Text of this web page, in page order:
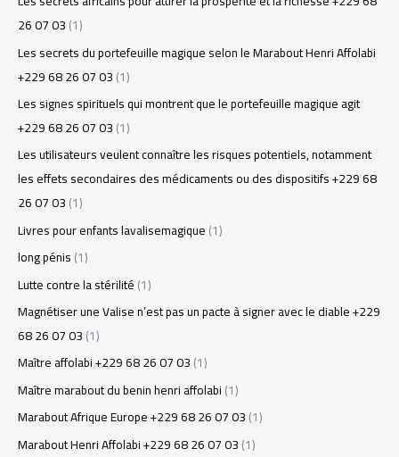
26 07 03(1)
Les secrets du portefeuille magique selon le Marabout Henri Affolabi
+229 68 26 07 03(1)
Les signes spirituels qui montrent que le portefeuille magique agit
+229 68 26 07 03(1)
Les utilisateurs veulent connaître les risques potentiels, notamment
les effets secondaires des médicaments ou des dispositifs +229 68
26 07 03(1)
Livres pour enfants lavalisemagique(1)
long pénis(1)
Lutte contre la stérilité(1)
Magnétiser une Valise n’est pas un pacte à signer avec le diable +229
68 26 07 03(1)
Maître affolabi +229 68 26 07 03(1)
Maître marabout du benin henri affolabi(1)
Marabout Afrique Europe +229 68 26 07 03(1)
Marabout Henri Affolabi +229 68 26 07 03(1)